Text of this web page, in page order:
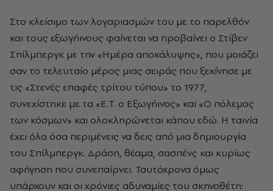
Στο κλείσιμο των λογαριασμών του με το παρελθόν
και τους εξωγήινους φαίνεται να προβαίνει ο Στίβεν
Σπίλμπεργκ με την «Ημέρα αποκάλυψης», που μοιάζει
σαν το τελευταίο μέρος μιας σειράς που ξεκίνησε με
τις «Στενές επαφές τρίτου τύπου» το 1977,
συνεχίστηκε με τα «Ε.Τ. ο Εξωγήινος» και «Ο πόλεμος
των κόσμων» και ολοκληρώνεται κάπου εδώ. Η ταινία
έχει όλα όσα περιμένεις να δεις από μια δημιουργία
του Σπίλμπεργκ. Δράση, θέαμα, σασπένς και κυρίως
αφήγηση που συνεπαίρνει. Ταυτόχρονα όμως
υπάρχουν και οι χρόνιες αδυναμίες του σκηνοθέτη: